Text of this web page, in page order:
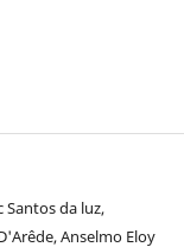
Santos da luz,
Anselmo Eloy